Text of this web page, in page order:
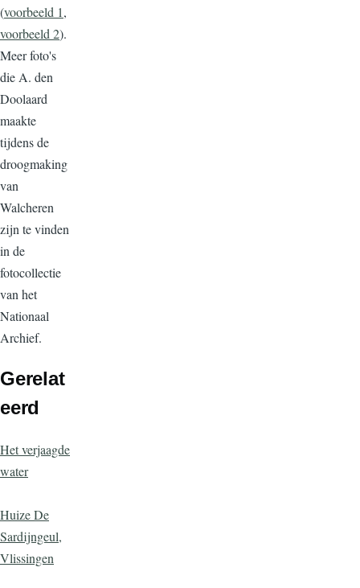
(voorbeeld 1,
voorbeeld 2).
Meer foto's
die A. den
Doolaard
maakte
tijdens de
droogmaking
van
Walcheren
zijn te vinden
in de
fotocollectie
van het
Nationaal
Archief.
Gerelat
eerd
Het verjaagde
water
Huize De
Sardijngeul,
Vlissingen